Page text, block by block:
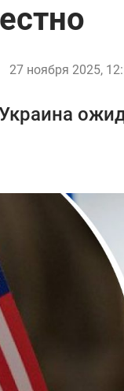
27 ноября 2025,